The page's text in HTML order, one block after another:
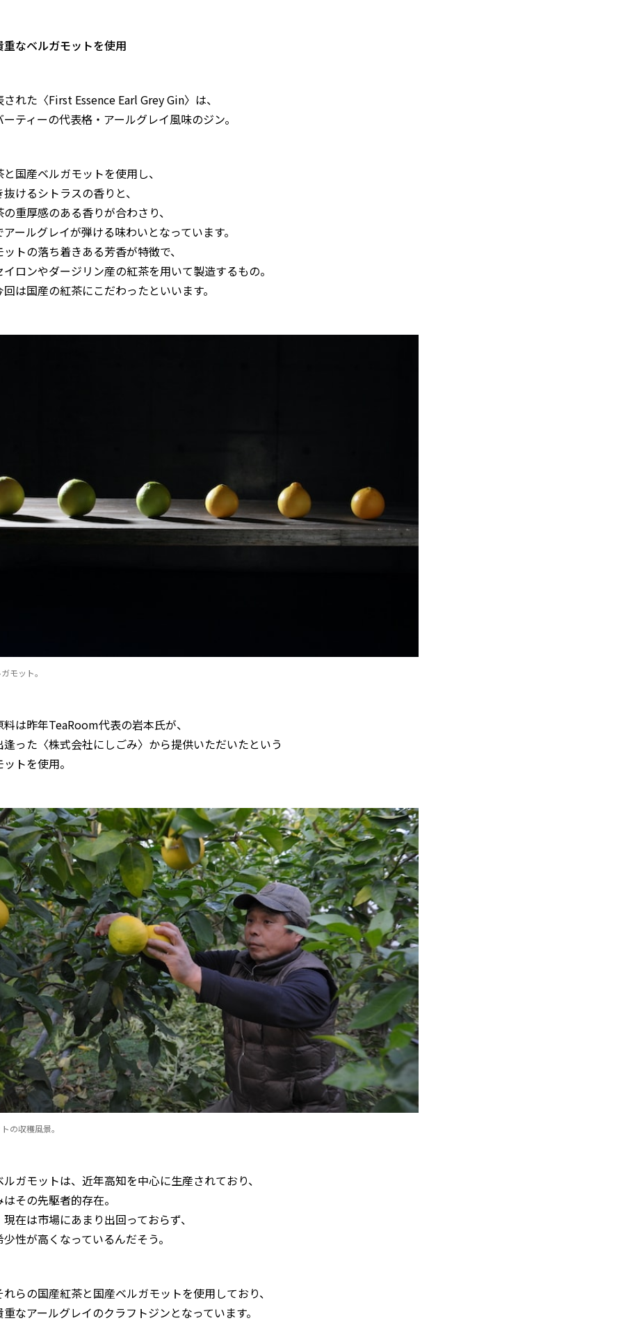
重なベルガモットを使用
れた〈First Essence Earl Grey Gin〉は、
ティーの代表格・アールグレイ風味のジン。
国産ベルガモットを使用し、
けるシトラスの香りと、
重厚感のある香りが合わさり、
ールグレイが弾ける味わいとなっています。
トの落ち着きある芳香が特徴で、
ロンやダージリン産の紅茶を用いて製造するもの。
は国産の紅茶にこだわったといいます。
モット。
は昨年TeaRoom代表の岩本氏が、
逢った〈株式会社にしごみ〉から提供いただいたという
トを使用。
の収穫風景。
ガモットは、近年高知を中心に生産されており、
その先駆者的存在。
在は市場にあまり出回っておらず、
性が高くなっているんだそう。
らの国産紅茶と国産ベルガモットを使用しており、
なアールグレイのクラフトジンとなっています。